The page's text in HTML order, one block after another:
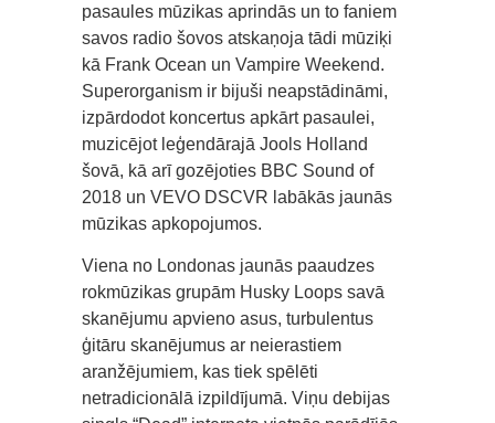
pasaules mūzikas aprindās un to faniem
savos radio šovos atskaņoja tādi mūziķi
kā Frank Ocean un Vampire Weekend.
Superorganism ir bijuši neapstādināmi,
izpārdodot koncertus apkārt pasaulei,
muzicējot leģendārajā Jools Holland
šovā, kā arī gozējoties BBC Sound of
2018 un VEVO DSCVR labākās jaunās
mūzikas apkopojumos.
Viena no Londonas jaunās paaudzes
rokmūzikas grupām Husky Loops savā
skanējumu apvieno asus, turbulentus
ģitāru skanējumus ar neierastiem
aranžējumiem, kas tiek spēlēti
netradicionālā izpildījumā. Viņu debijas